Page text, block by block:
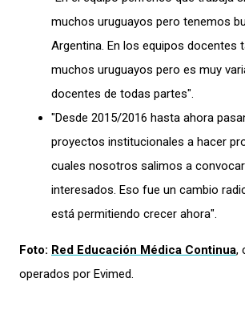
muchos uruguayos pero tenemos
Argentina. En los equipos docentes
muchos uruguayos pero es muy
docentes de todas partes".
"Desde 2015/2016 hasta ahora
proyectos institucionales a hacer
cuales nosotros salimos a
interesados. Eso fue un cambio
está permitiendo crecer ahora".
Foto: Red Educación Médica Continua,
operados por Evimed.